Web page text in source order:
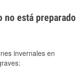
no está preparado
invernales en